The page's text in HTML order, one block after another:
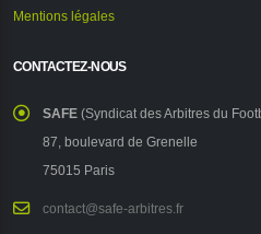
Mentions légales
CONTACTEZ-NOUS
SAFE (Syndicat des Arbitres du
87, boulevard de Grenelle
75015 Paris
contact@safe-arbitres.fr